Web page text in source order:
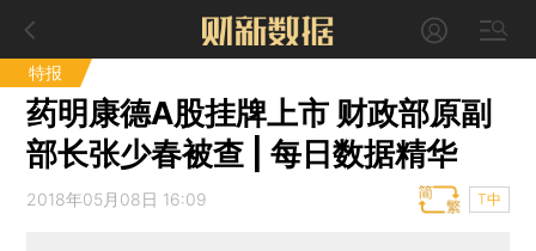
特报
药明康德A股挂牌上市 财政部原副
部长张少春被查 | 每日数据精华
2018年05月08日 16:09 T中